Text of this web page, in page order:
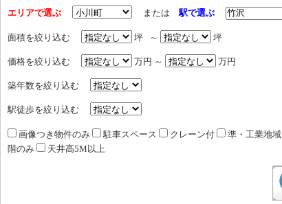
エリアで選ぶ または駅で選ぶ
面積を絞り込む 坪 ～ 坪
価格を絞り込む 万円 ～ 万円
築年数を絞り込む
駅徒歩を絞り込む
画像つき物件のみ 駐車スペース クレーン付 準・工業地域
階のみ
天井高5M以上